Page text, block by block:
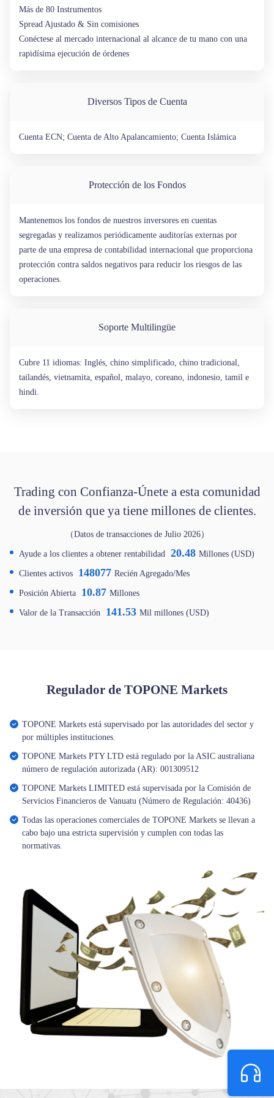
Más de 80 Instrumentos
Spread Ajustado & Sin comisiones
Conéctese al mercado internacional al alcance de tu mano con una
rapidísima ejecución de órdenes
Diversos Tipos de Cuenta
Cuenta ECN; Cuenta de Alto Apalancamiento; Cuenta Islámica
Protección de los Fondos
Mantenemos los fondos de nuestros inversores en cuentas
segregadas y realizamos periódicamente auditorías externas por
parte de una empresa de contabilidad internacional que proporciona
protección contra saldos negativos para reducir los riesgos de las
operaciones.
Soporte Multilingüe
Cubre 11 idiomas: Inglés, chino simplificado, chino tradicional,
tailandés, vietnamita, español, malayo, coreano, indonesio, tamil e
hindi.
Trading con Confianza-Únete a esta comunidad
de inversión que ya tiene millones de clientes.
（Datos de transacciones de Julio 2026）
Ayude a los clientes a obtener rentabilidad 20.48 Millones (USD)
Clientes activos 148077 Recién Agregado/Mes
Posición Abierta 10.87 Millones
Valor de la Transacción 141.53 Mil millones (USD)
Regulador de TOPONE Markets
TOPONE Markets está supervisado por las autoridades del sector y
por múltiples instituciones.
TOPONE Markets PTY LTD está regulado por la ASIC australiana
número de regulación autorizada (AR): 001309512
TOPONE Markets LIMITED está supervisada por la Comisión de
Servicios Financieros de Vanuatu (Número de Regulación: 40436)
Todas las operaciones comerciales de TOPONE Markets se llevan a
cabo bajo una estricta supervisión y cumplen con todas las
normativas.